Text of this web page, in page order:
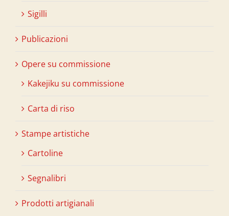
Sigilli
Publicazioni
Opere su commissione
Kakejiku su commissione
Carta di riso
Stampe artistiche
Cartoline
Segnalibri
Prodotti artigianali